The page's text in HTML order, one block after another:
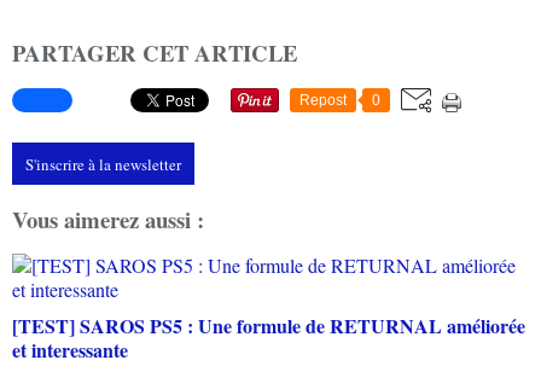
PARTAGER CET ARTICLE
Repost 0
S'inscrire à la newsletter
Vous aimerez aussi :
[TEST] SAROS PS5 : Une formule de RETURNAL améliorée
et interessante